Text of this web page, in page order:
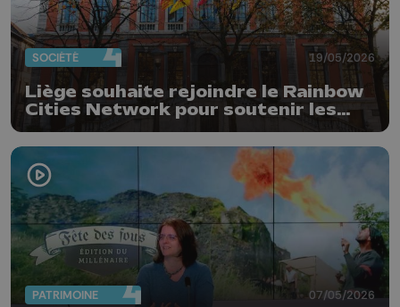
SOCIÉTÉ 19/05/2026
Liège souhaite rejoindre le Rainbow
Cities Network pour soutenir les
droits LGBTQIA+
PATRIMOINE 07/05/2026